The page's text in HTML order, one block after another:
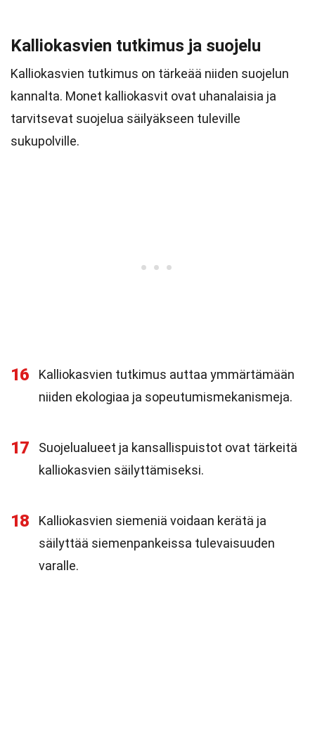
Kalliokasvien tutkimus ja suojelu
Kalliokasvien tutkimus on tärkeää niiden suojelun
kannalta. Monet kalliokasvit ovat uhanalaisia ja
tarvitsevat suojelua säilyäkseen tuleville
sukupolville.
16
Kalliokasvien tutkimus auttaa ymmärtämään
niiden ekologiaa ja sopeutumismekanismeja.
17
Suojelualueet ja kansallispuistot ovat tärkeitä
kalliokasvien säilyttämiseksi.
18
Kalliokasvien siemeniä voidaan kerätä ja
säilyttää siemenpankeissa tulevaisuuden
varalle.